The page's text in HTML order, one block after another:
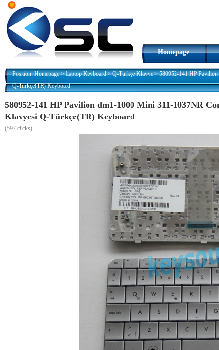
Homepage
Position:Homepage>Laptop Keyboard>Q-Türkçe Klavye>580952-141 HP
Q-Türkçe(TR) Keyboard
580952-141 HP Pavilion dm1-1000 Mini 311-1037NR
Klavyesi Q-Türkçe(TR) Keyboard
(597 clicks)